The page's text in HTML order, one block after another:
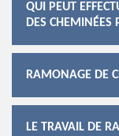
QUI PEUT
DES CHEMINÉES
RAMONAGE DE
LE TRAVAIL DE